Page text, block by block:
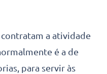
a atividade
é a de
para servir às